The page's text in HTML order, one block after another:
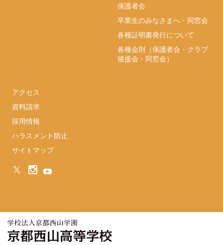
保護者会
卒業生のみなさまへ・同窓会
各種証明書発行について
各種会則（保護者会・クラブ
後援会・同窓会）
アクセス
資料請求
採用情報
ハラスメント防止
サイトマップ